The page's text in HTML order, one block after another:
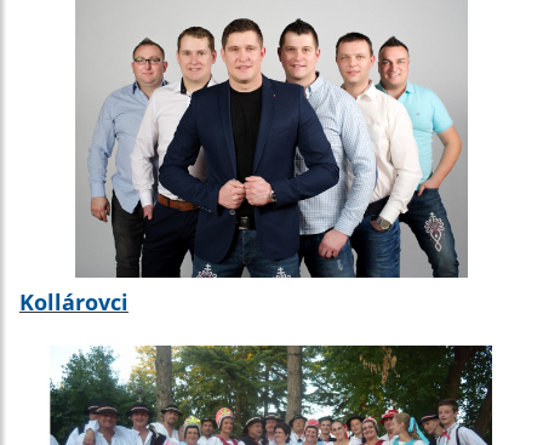
Kollárovci